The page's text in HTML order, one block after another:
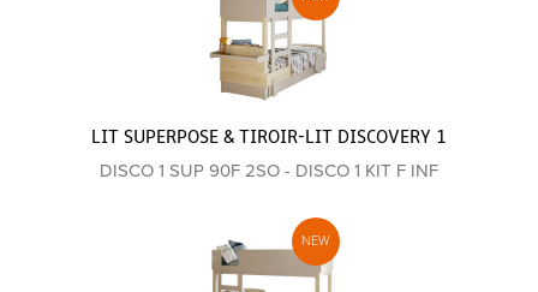
LIT SUPERPOSE & TIROIR-LIT DISCOVERY 1
DISCO 1 SUP 90F 2SO - DISCO 1 KIT F INF